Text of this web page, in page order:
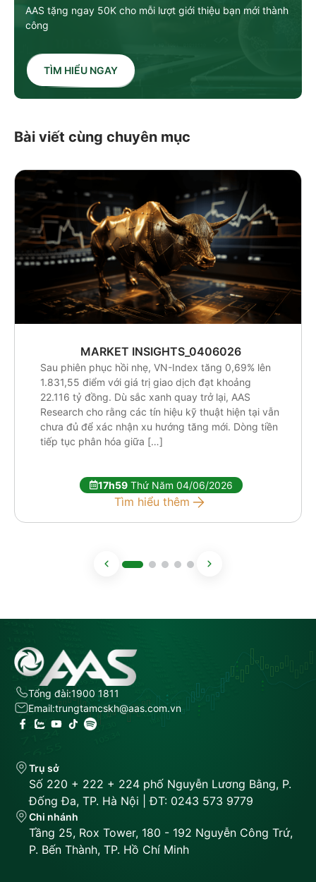
AAS tặng ngay 50K cho mỗi lượt giới thiệu bạn mới thành
công
TÌM HIỂU NGAY
Bài viết cùng chuyên mục
MARKET INSIGHTS_0406026
Sau phiên phục hồi nhẹ, VN-Index tăng 0,69% lên
1.831,55 điểm với giá trị giao dịch đạt khoảng
22.116 tỷ đồng. Dù sắc xanh quay trở lại, AAS
Research cho rằng các tín hiệu kỹ thuật hiện tại vẫn
chưa đủ để xác nhận xu hướng tăng mới. Dòng tiền
tiếp tục phân hóa giữa […]
17h59Thứ Năm 04/06/2026
Tìm hiểu thêm
Tổng đài:1900 1811
Email:trungtamcskh@aas.com.vn
Trụ sở
Số 220 + 222 + 224 phố Nguyễn Lương Bằng, P.
Đống Đa, TP. Hà Nội | ĐT: 0243 573 9779
Chi nhánh
Tầng 25, Rox Tower, 180 - 192 Nguyễn Công Trứ,
P. Bến Thành, TP. Hồ Chí Minh